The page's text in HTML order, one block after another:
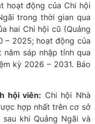
hoạt động của Chi hội
trong thời gian qua
hai Chi hội cũ (Quảng
– 2025; hoạt động của
sáp nhập tỉnh qua
kỳ 2026 – 2031. Báo
hội viên: Chi hội Nhà
hợp nhất trên cơ sở
khi Quảng Ngãi và